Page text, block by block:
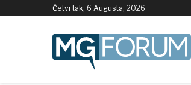
Četvrtak, 6 Augusta, 2026